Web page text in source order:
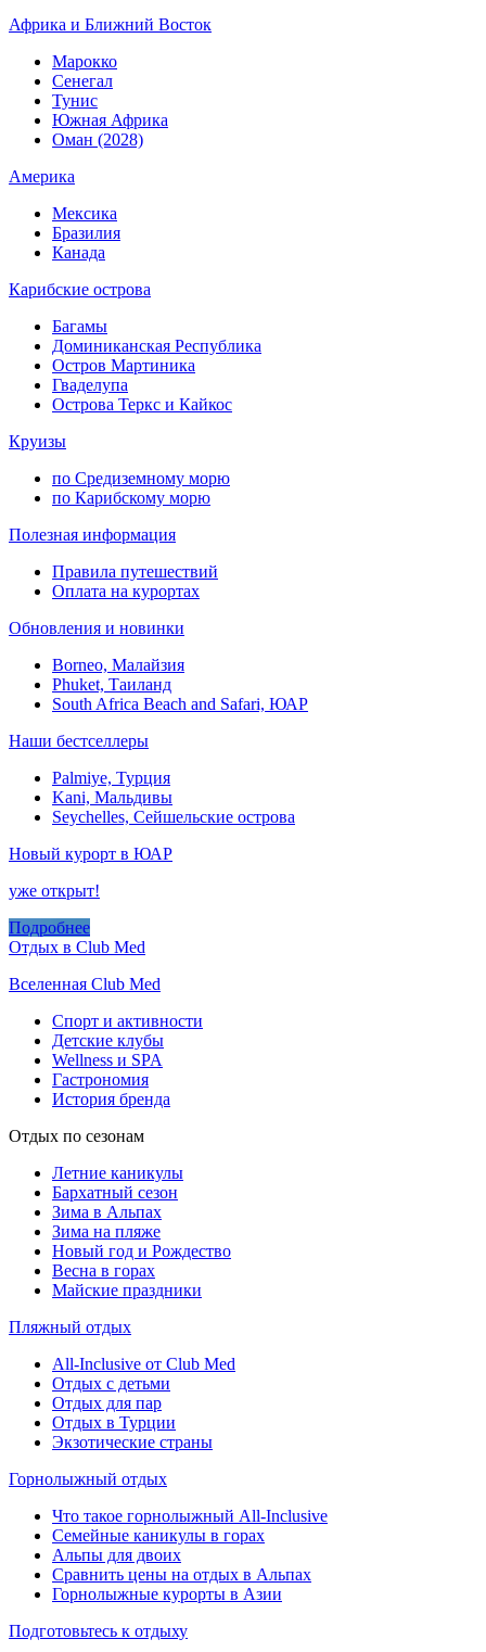
Африка и Ближний Восток
Марокко
Сенегал
Тунис
Южная Африка
Оман (2028)
Америка
Мексика
Бразилия
Канада
Карибские острова
Багамы
Доминиканская Республика
Остров Мартиника
Гваделупа
Острова Теркс и Кайкос
Круизы
по Средиземному морю
по Карибскому морю
Полезная информация
Правила путешествий
Оплата на курортах
Обновления и новинки
Borneo, Малайзия
Phuket, Таиланд
South Africa Beach and Safari, ЮАР
Наши бестселлеры
Palmiye, Турция
Kani, Мальдивы
Seychelles, Сейшельские острова
Новый курорт в ЮАР
уже открыт!
Подробнее
Отдых в Club Med
Вселенная Club Med
Спорт и активности
Детские клубы
Wellness и SPA
Гастрономия
История бренда
Отдых по сезонам
Летние каникулы
Бархатный сезон
Зима в Альпах
Зима на пляже
Новый год и Рождество
Весна в горах
Майские праздники
Пляжный отдых
All-Inclusive от Club Med
Отдых с детьми
Отдых для пар
Отдых в Турции
Экзотические страны
Горнолыжный отдых
Что такое горнолыжный All-Inclusive
Семейные каникулы в горах
Альпы для двоих
Сравнить цены на отдых в Альпах
Горнолыжные курорты в Азии
Подготовьтесь к отдыху